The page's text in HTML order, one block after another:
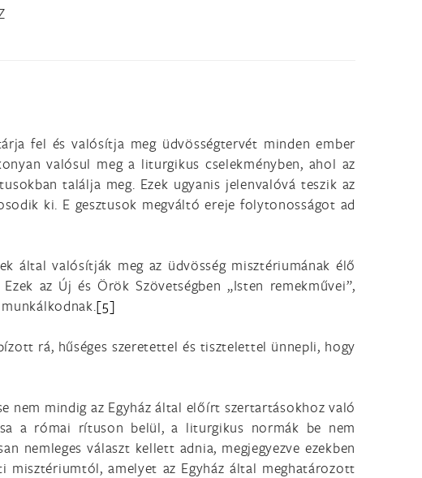
fel és valósítja meg üdvösségtervét minden ember
valósul meg a liturgikus cselekményben, ahol az
találja meg. Ezek ugyanis jelenvalóvá teszik az
ki. E gesztusok megváltó ereje folytonosságot ad
által valósítják meg az üdvösség misztériumának élő
az Új és Örök Szövetségben „Isten remekművei”,
[5]
rá, hűséges szeretettel és tisztelettel ünnepli, hogy
nem mindig az Egyház által előírt szertartásokhoz való
a római rítuson belül, a liturgikus normák be nem
nemleges választ kellett adnia, megjegyezve ezekben
misztériumtól, amelyet az Egyház által meghatározott